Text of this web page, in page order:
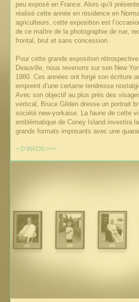
peu exposé en France. Alors qu’il
réalisé cette année en résidence en
agriculteurs, cette exposition est
de ce maître de la photographie de rue,
frontal, brut et sans concession.
Pour cette grande exposition
Deauville, nous revenons sur son New
1980. Ces années ont forgé son écriture
empreint d’une certaine tendresse
Avec son objectif au plus près des
vertical, Bruce Gilden dresse un portrait
société new-yorkaise. La faune de cette
emblématique de Coney Island investira
grands formats imposants avec une
+ D’INFOS >>>